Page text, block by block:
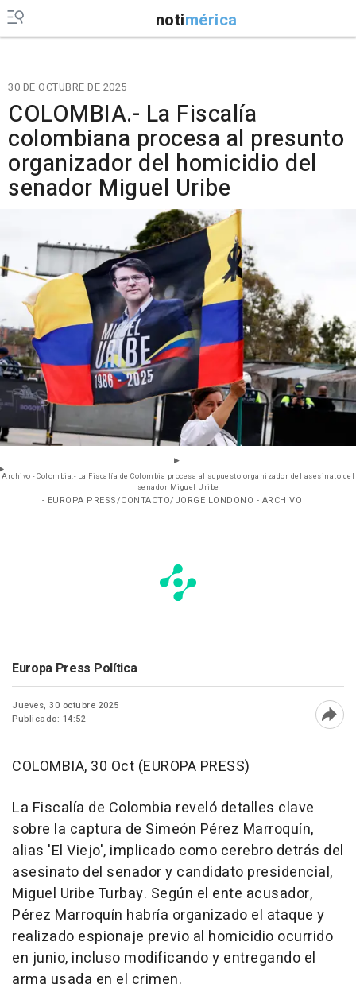
notimérica
30 DE OCTUBRE DE 2025
COLOMBIA.- La Fiscalía
colombiana procesa al presunto
organizador del homicidio del
senador Miguel Uribe
Archivo - Colombia.- La Fiscalía de Colombia procesa al supuesto organizador del asesinato del
senador Miguel Uribe
- EUROPA PRESS/CONTACTO/JORGE LONDONO - ARCHIVO
Europa Press Política
Jueves, 30 octubre 2025
Publicado: 14:52
COLOMBIA, 30 Oct (EUROPA PRESS)
La Fiscalía de Colombia reveló detalles clave
sobre la captura de Simeón Pérez Marroquín,
alias 'El Viejo', implicado como cerebro detrás del
asesinato del senador y candidato presidencial,
Miguel Uribe Turbay. Según el ente acusador,
Pérez Marroquín habría organizado el ataque y
realizado espionaje previo al homicidio ocurrido
en junio, incluso modificando y entregando el
arma usada en el crimen.